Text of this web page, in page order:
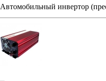
Автомобильный инвертор